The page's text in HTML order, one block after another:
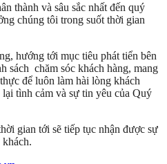
thành và sâu sắc nhất đến quý
chúng tôi trong suốt thời gian
hướng tới mục tiêu phát tiển bên
sách chăm sóc khách hàng, mang
để luôn làm hài lòng khách
tình cảm và sự tin yêu của Quý
gian tới sẽ tiếp tục nhận được sự